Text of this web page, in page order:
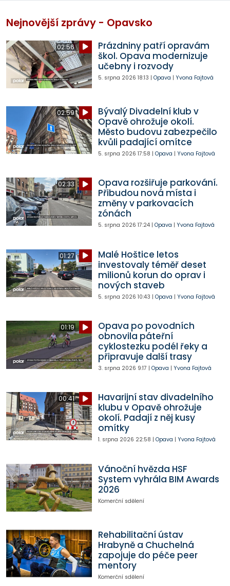
Nejnovější zprávy - Opavsko
02:56
Prázdniny patří opravám
škol. Opava modernizuje
učebny i rozvody
5. srpna 2026 18:13 | Opava | Yvona Fajtová
02:59
Bývalý Divadelní klub v
Opavě ohrožuje okolí.
Město budovu zabezpečilo
kvůli padající omítce
5. srpna 2026 17:58 | Opava | Yvona Fajtová
02:33
Opava rozšiřuje parkování.
Přibudou nová místa i
změny v parkovacích
zónách
5. srpna 2026 17:24| Opava | Yvona Fajtová
01:27
Malé Hoštice letos
investovaly téměř deset
milionů korun do oprav i
nových staveb
5. srpna 2026 10:43 | Opava | Yvona Fajtová
01:19
Opava po povodních
obnovila páteřní
cyklostezku podél řeky a
připravuje další trasy
3. srpna 2026 9:17 | Opava | Yvona Fajtová
00:41
Havarijní stav divadelního
klubu v Opavě ohrožuje
okolí. Padají z něj kusy
omítky
1. srpna 2026 22:58 | Opava | Yvona Fajtová
Vánoční hvězda HSF
System vyhrála BIM Awards
2026
Komerční sdělení
Rehabilitační ústav
Hrabyně a Chuchelná
zapojuje do péče peer
mentory
Komerční sdělení